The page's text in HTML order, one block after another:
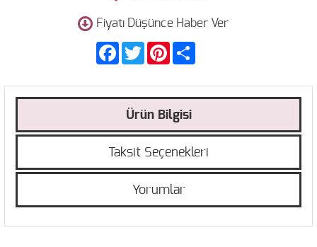
Fiyatı Düşünce Haber Ver
FacebookTwitter Pinterest
Ürün Bilgisi
Taksit Seçenekleri
Yorumlar